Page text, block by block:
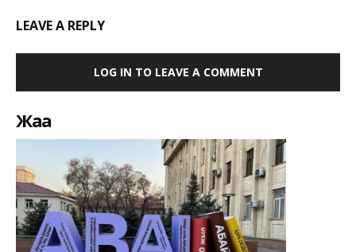
LEAVE A REPLY
LOG IN TO LEAVE A COMMENT
Жаңа